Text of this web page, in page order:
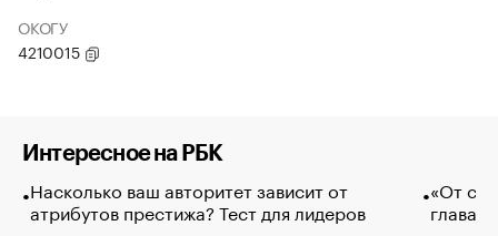
ОКОГУ
4210015
Интересное на РБК
Насколько ваш авторитет зависит от
атрибутов престижа? Тест для лидеров
«От
глава